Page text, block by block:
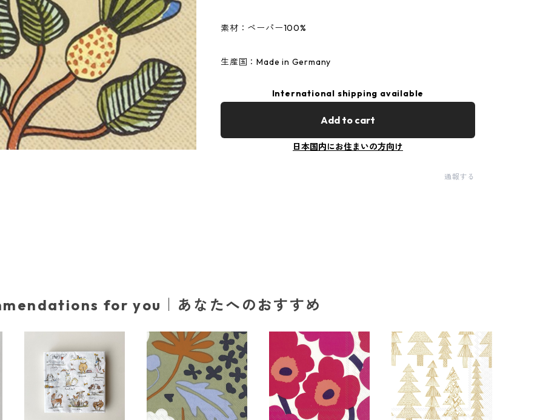
素材：ペーパー100%
生産国：Made in Germany
International shipping available
Add to cart
日本国内にお住まいの方向け
通報する
for you｜あなたへのおすすめ